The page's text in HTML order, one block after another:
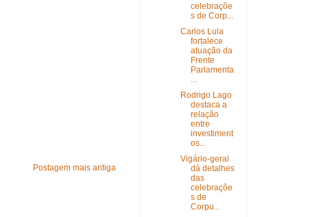
Postagem mais antiga
celebraçõe
s de Corp...
Carlos Lula
fortalece
atuação da
Frente
Parlamenta
...
Rodrigo Lago
destaca a
relação
entre
investiment
os...
Vigário-geral
dá detalhes
das
celebraçõe
s de
Corpu...